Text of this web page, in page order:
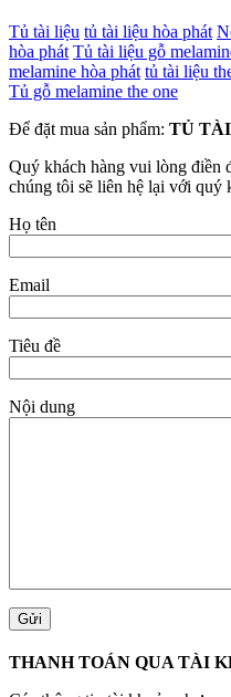
Tủ tài liệu tủ tài liệu hòa phát
hòa phát Tủ tài liệu gỗ
melamine hòa phát tủ tài liệu
Tủ gỗ melamine the one
Để đặt mua sản phẩm: TỦ
Quý khách hàng vui lòng điền
chúng tôi sẽ liên hệ lại với quý
Họ tên
Email
Tiêu đề
Nội dung
THANH TOÁN QUA TÀI